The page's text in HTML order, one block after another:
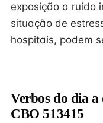
exposição a ruído
situação de
hospitais, podem
Verbos do dia a
CBO 513415